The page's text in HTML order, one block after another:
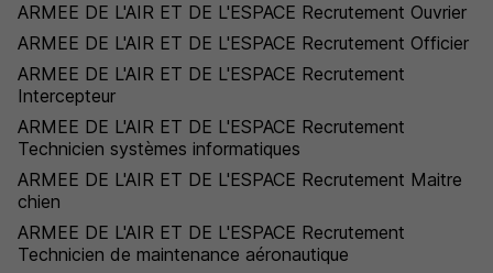
ARMEE DE L'AIR ET DE L'ESPACE Recrutement Ouvrier
ARMEE DE L'AIR ET DE L'ESPACE Recrutement Officier
ARMEE DE L'AIR ET DE L'ESPACE Recrutement
Intercepteur
ARMEE DE L'AIR ET DE L'ESPACE Recrutement
Technicien systèmes informatiques
ARMEE DE L'AIR ET DE L'ESPACE Recrutement Maitre
chien
ARMEE DE L'AIR ET DE L'ESPACE Recrutement
Technicien de maintenance aéronautique